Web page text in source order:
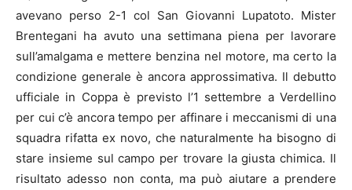
avevano perso 2-1 col San Giovanni Lupatoto. Mister
Brentegani ha avuto una settimana piena per lavorare
sull’amalgama e mettere benzina nel motore, ma certo la
condizione generale è ancora approssimativa. Il debutto
ufficiale in Coppa è previsto l’1 settembre a Verdellino
per cui c’è ancora tempo per affinare i meccanismi di una
squadra rifatta ex novo, che naturalmente ha bisogno di
stare insieme sul campo per trovare la giusta chimica. Il
risultato adesso non conta, ma può aiutare a prendere